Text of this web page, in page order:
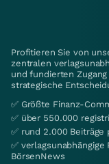
Profitieren Sie von
zentralen
und fundierten
strategische
✅ Größte Finanz-
✅ über 550.000
✅ rund 2.000 Beiträge
✅
BörsenNews